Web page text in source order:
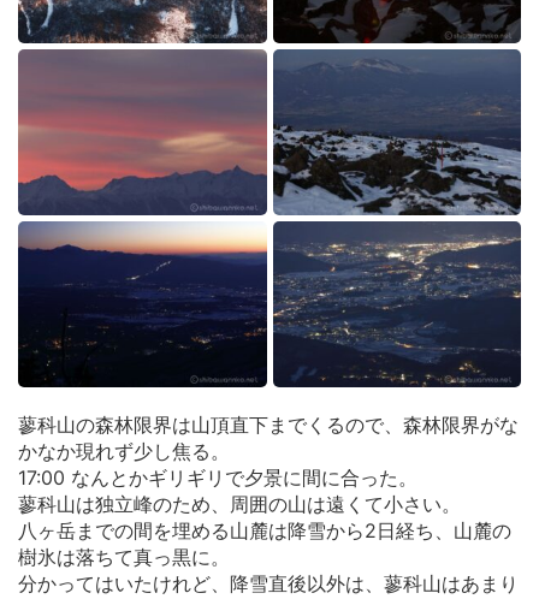
蓼科山の森林限界は山頂直下までくるので、森林限界がな
かなか現れず少し焦る。
17:00 なんとかギリギリで夕景に間に合った。
蓼科山は独立峰のため、周囲の山は遠くて小さい。
八ヶ岳までの間を埋める山麓は降雪から2日経ち、山麓の
樹氷は落ちて真っ黒に。
分かってはいたけれど、降雪直後以外は、蓼科山はあまり